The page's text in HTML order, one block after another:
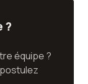
?
équipe ?